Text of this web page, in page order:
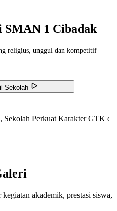
SMAN 1 Cibadak
religius, unggul dan kompetitif
Sekolah
Sekolah Perkuat Karakter GTK
akademik, prestasi siswa,